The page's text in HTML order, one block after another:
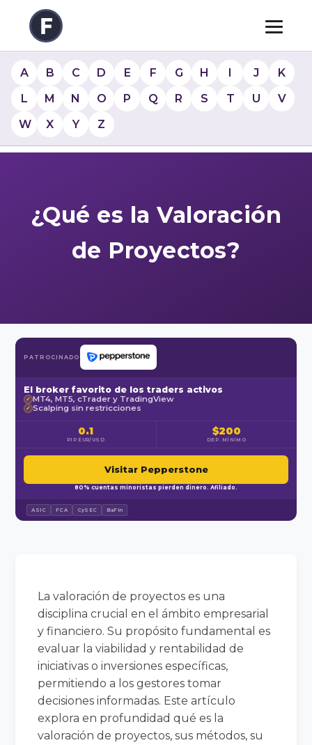
A B C D E F G H I J
K
L
M N O P Q R S T U
V
W
X Y Z
¿Qué es la Valoración
de Proyectos?
PATROCINADO
El broker favorito de los traders activos
✓ MT4, MT5, cTrader y TradingView
✓ Scalping sin restricciones
0.1
PIP EUR/USD
$200
DEP. MÍNIMO
Visitar Pepperstone
80% cuentas minoristas pierden dinero. Afiliado.
ASIC FCA CySEC BaFin
La valoración de proyectos es una
disciplina crucial en el ámbito empresarial
y financiero. Su propósito fundamental es
evaluar la viabilidad y rentabilidad de
iniciativas o inversiones específicas,
permitiendo a los gestores tomar
decisiones informadas. Este artículo
explora en profundidad qué es la
valoración de proyectos, sus métodos, su